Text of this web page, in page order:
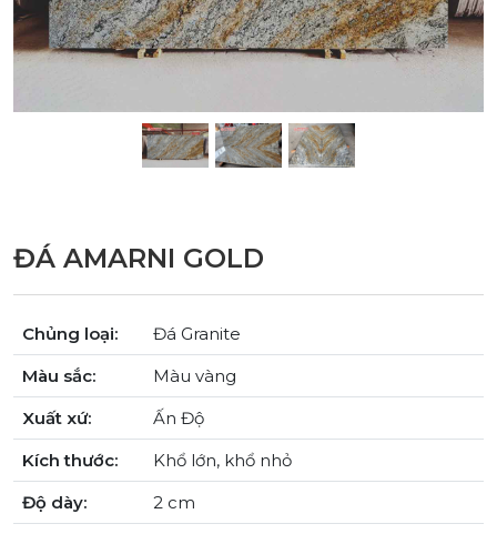
ĐÁ AMARNI GOLD
Chủng loại:
Đá Granite
Màu sắc:
Màu vàng
Xuất xứ:
Ấn Độ
Kích thước:
Khổ lớn, khổ nhỏ
Độ dày:
2 cm